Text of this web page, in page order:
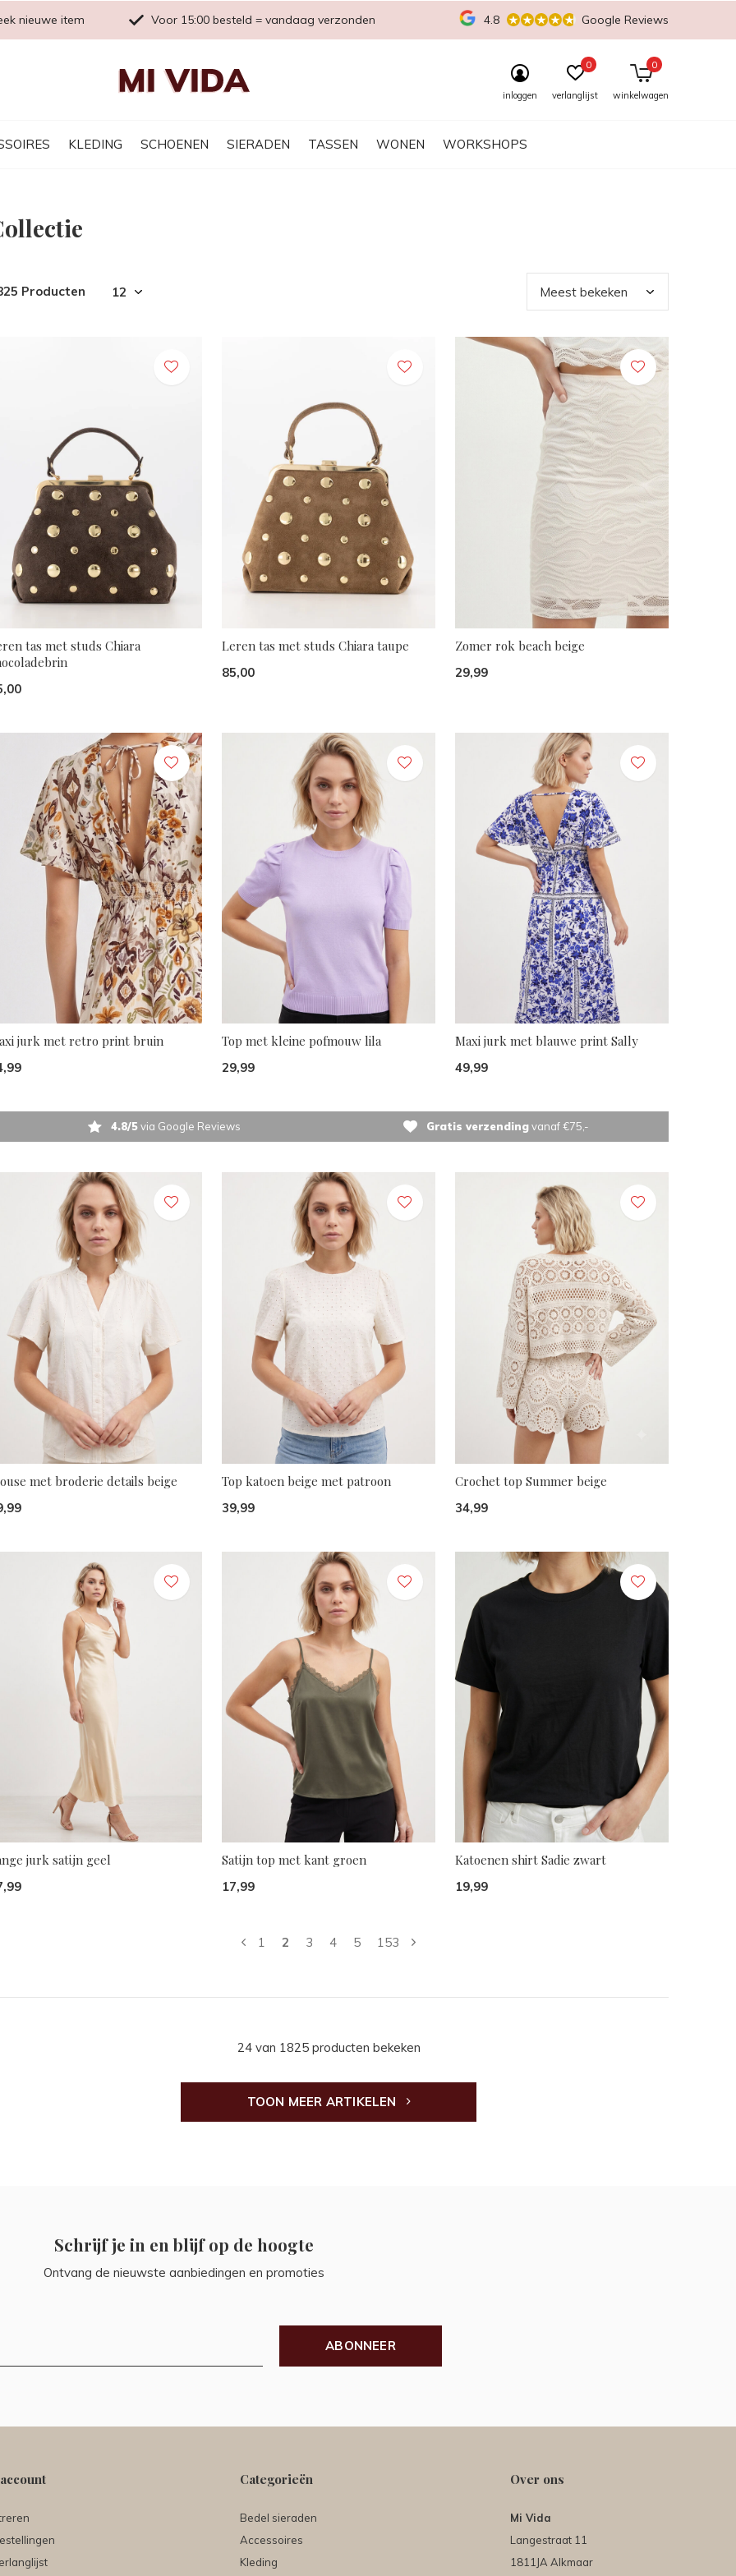
KLEDING SCHOENEN SIERADEN TASSEN WONEN WORKSHOPS
inloggen verlanglijst
0
winkelwagen
0
nieuwe item Voor 15:00 besteld = vandaag verzonden 4.8 Google Reviews
Producten
tas met studs Chiara
Leren tas met studs Chiara taupe
85,00
Zomer rok beach beige
29,99
jurk met retro print bruin Top met kleine pofmouw lila
29,99
Maxi jurk met blauwe print Sally
49,99
4.8/5via Google Reviews Gratis verzendingvanaf €75,-
met broderie details beige Top katoen beige met patroon
39,99
Crochet top Summer beige
34,99
jurk satijn geel Satijn top met kant groen
17,99
Katoenen shirt Sadie zwart
19,99
1 2 3 4 5 153
24 van 1825 producten bekeken
TOON MEER ARTIKELEN
Schrijf je in en blijf op de hoogte
Ontvang de nieuwste aanbiedingen en promoties
ABONNEER
Categorieën
Bedel sieraden
Accessoires
Kleding
Over ons
Mi Vida
Langestraat 11
1811JA Alkmaar